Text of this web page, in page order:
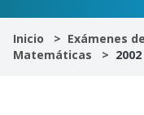
1º
Bachillerato
Inicio Exámenes
Matemáticas